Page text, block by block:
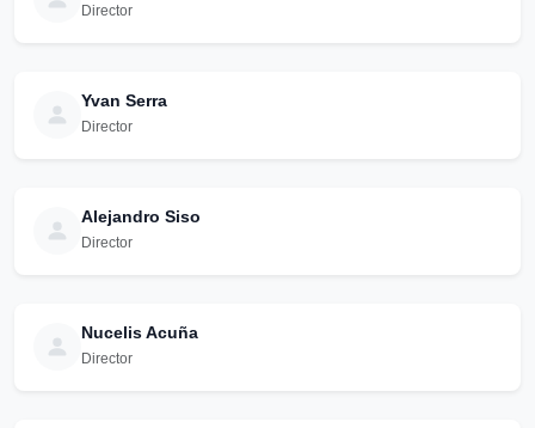
Director
Yvan Serra
Director
Alejandro Siso
Director
Nucelis Acuña
Director